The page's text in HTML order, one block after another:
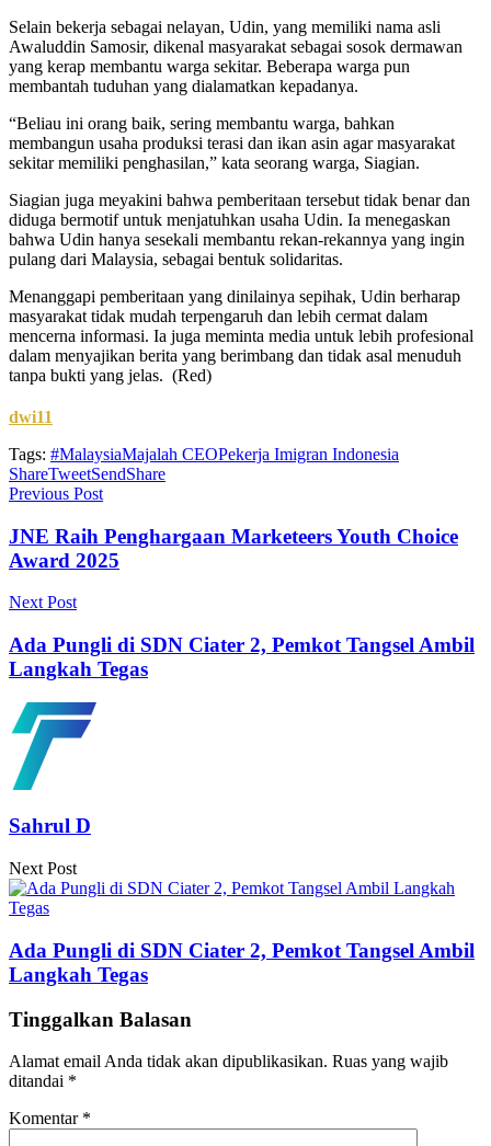
Selain bekerja sebagai nelayan, Udin, yang memiliki nama asli
Awaluddin Samosir, dikenal masyarakat sebagai sosok dermawan
yang kerap membantu warga sekitar. Beberapa warga pun
membantah tuduhan yang dialamatkan kepadanya.
“Beliau ini orang baik, sering membantu warga, bahkan
membangun usaha produksi terasi dan ikan asin agar masyarakat
sekitar memiliki penghasilan,” kata seorang warga, Siagian.
Siagian juga meyakini bahwa pemberitaan tersebut tidak benar dan
diduga bermotif untuk menjatuhkan usaha Udin. Ia menegaskan
bahwa Udin hanya sesekali membantu rekan-rekannya yang ingin
pulang dari Malaysia, sebagai bentuk solidaritas.
Menanggapi pemberitaan yang dinilainya sepihak, Udin berharap
masyarakat tidak mudah terpengaruh dan lebih cermat dalam
mencerna informasi. Ia juga meminta media untuk lebih profesional
dalam menyajikan berita yang berimbang dan tidak asal menuduh
tanpa bukti yang jelas. (Red)
dwi11
Tags: #MalaysiaMajalah CEOPekerja Imigran Indonesia
ShareTweetSendShare
Previous Post
JNE Raih Penghargaan Marketeers Youth Choice
Award 2025
Next Post
Ada Pungli di SDN Ciater 2, Pemkot Tangsel Ambil
Langkah Tegas
Sahrul D
Next Post
Ada Pungli di SDN Ciater 2, Pemkot Tangsel Ambil
Langkah Tegas
Tinggalkan Balasan
Alamat email Anda tidak akan dipublikasikan. Ruas yang wajib
ditandai *
Komentar *